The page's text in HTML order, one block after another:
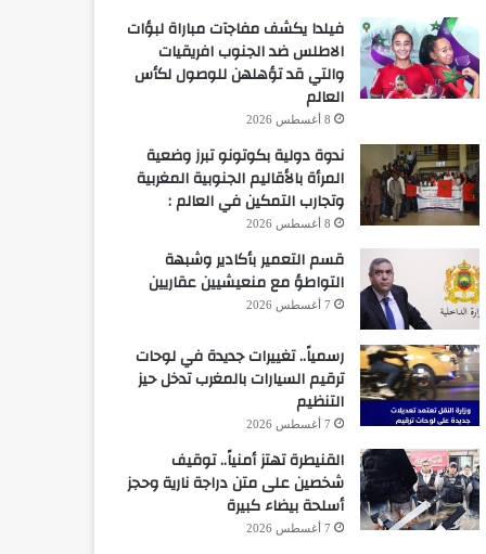
فيلدا يكشف مفاجآت مباراة لبؤات
الاطلس ضد الجنوب افريقيات
والتي قد تؤهلهن للوصول لكأس
العالم
8 أغسطس 2026
ندوة دولية بكوتونو تبرز وضعية
المرأة بالأقاليم الجنوبية المغربية
وتجارب التمكين في العالم :
8 أغسطس 2026
قسم التعمير بأكادير وشبهة
التواطؤ مع منعيشيين عقاريين
7 أغسطس 2026
رسمياً.. تغييرات جديدة في لوحات
ترقيم السيارات بالمغرب تدخل حيز
التنظيم
7 أغسطس 2026
القنيطرة تهتز أمنياً.. توقيف
شخصين على متن دراجة نارية وحجز
أسلحة بيضاء كبيرة
7 أغسطس 2026